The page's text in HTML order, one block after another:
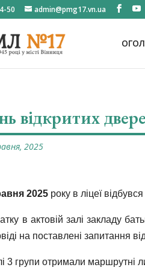
50 admin@pmg17.vn.ua
відкритих
2025
2025 року в ліцеї
в актовій залі закладу
на поставлені
3 групи отримали маршрутні